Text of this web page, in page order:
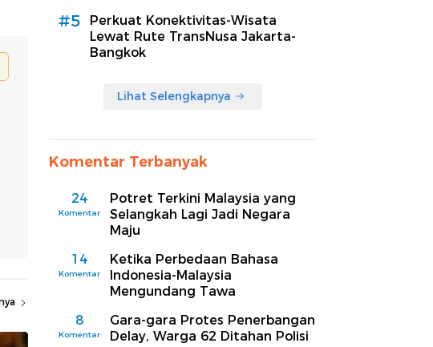
#5
Perkuat Konektivitas-Wisata
Lewat Rute TransNusa Jakarta-
Bangkok
Lihat Selengkapnya
Komentar Terbanyak
24
Komentar
Potret Terkini Malaysia yang
Selangkah Lagi Jadi Negara
Maju
14
Komentar
Ketika Perbedaan Bahasa
Indonesia-Malaysia
Mengundang Tawa
8
Komentar
Gara-gara Protes Penerbangan
Delay, Warga 62 Ditahan Polisi